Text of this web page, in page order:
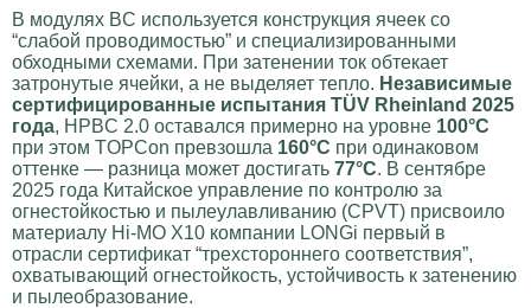
В модулях BC используется конструкция ячеек со
“слабой проводимостью” и специализированными
обходными схемами. При затенении ток обтекает
затронутые ячейки, а не выделяет тепло. Независимые
сертифицированные испытания TÜV Rheinland 2025
года, HPBC 2.0 оставался примерно на уровне 100°C
при этом TOPCon превзошла 160°C при одинаковом
оттенке — разница может достигать 77°C. В сентябре
2025 года Китайское управление по контролю за
огнестойкостью и пылеулавливанию (CPVT) присвоило
материалу Hi-MO X10 компании LONGi первый в
отрасли сертификат “трехстороннего соответствия”,
охватывающий огнестойкость, устойчивость к затенению
и пылеобразование.